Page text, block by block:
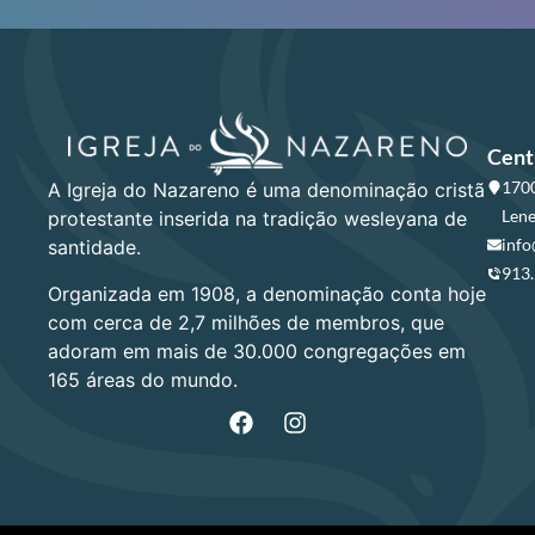
A Igreja do Nazareno é uma denominação cristã
protestante inserida na tradição wesleyana de
santidade.
Organizada em 1908, a denominação conta hoje
com cerca de 2,7 milhões de membros, que
adoram em mais de 30.000 congregações em
165 áreas do mundo.